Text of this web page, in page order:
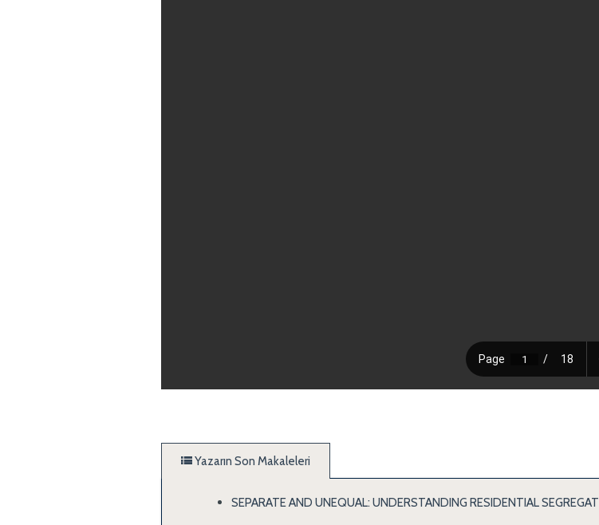
Yazarın Son Makaleleri
SEPARATE AND UNEQUAL: UNDERSTANDING RESIDENTIAL